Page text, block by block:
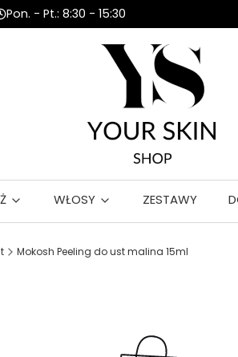
Pon. - Pt.: 8:30 - 15:30
WŁOSY ZESTAWY
Mokosh Peeling do ust malina 15ml